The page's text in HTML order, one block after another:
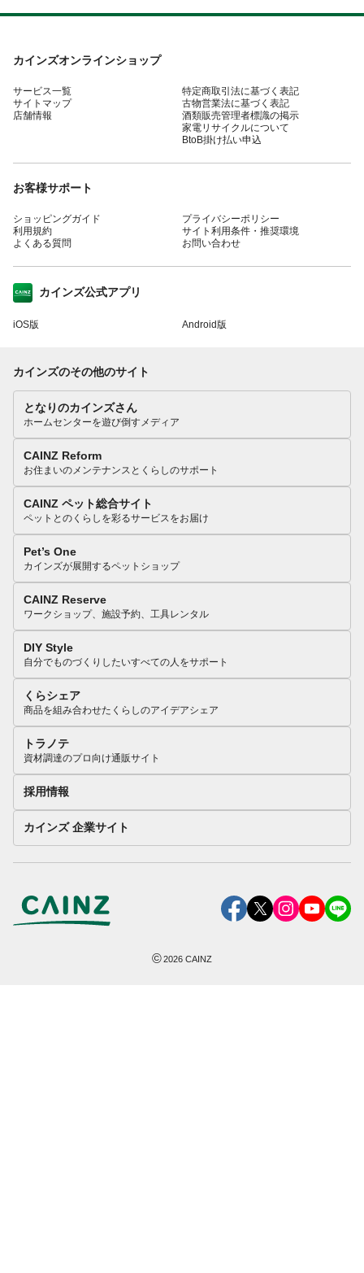
カインズオンラインショップ
サービス一覧
サイトマップ
店舗情報
特定商取引法に基づく表記
古物営業法に基づく表記
酒類販売管理者標識の掲示
家電リサイクルについて
BtoB掛け払い申込
お客様サポート
ショッピングガイド
利用規約
よくある質問
プライバシーポリシー
サイト利用条件・推奨環境
お問い合わせ
カインズ公式アプリ
iOS版 Android版
カインズのその他のサイト
となりのカインズさん
ホームセンターを遊び倒すメディア
CAINZ Reform
お住まいのメンテナンスとくらしのサポート
CAINZ ペット総合サイト
ペットとのくらしを彩るサービスをお届け
Pet’s One
カインズが展開するペットショップ
CAINZ Reserve
ワークショップ、施設予約、工具レンタル
DIY Style
自分でものづくりしたいすべての人をサポート
くらシェア
商品を組み合わせたくらしのアイデアシェア
トラノテ
資材調達のプロ向け通販サイト
採用情報
カインズ 企業サイト
©2026 CAINZ